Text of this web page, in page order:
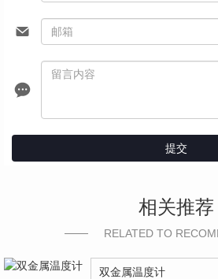
提交
相关推荐
RELATED TO
双金属温度计